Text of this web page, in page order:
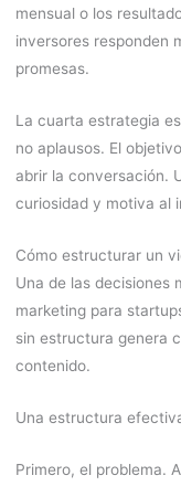
mensual o los
inversores responden
promesas.
La cuarta estrategia
no aplausos. El
abrir la conversación.
curiosidad y motiva al
Cómo estructurar un
Una de las decisiones
marketing para
sin estructura genera
contenido.
Una estructura
Primero, el problema.